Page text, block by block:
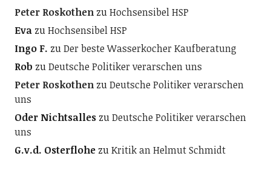
Peter RoskothenzuHochsensibel HSP
EvazuHochsensibel HSP
Ingo F. zuDer beste Wasserkocher Kaufberatung
Rob zuDeutsche Politiker verarschen uns
Peter RoskothenzuDeutsche Politiker verarschen
uns
Oder NichtsalleszuDeutsche Politiker verarschen
uns
G.v.d. OsterflohezuKritik an Helmut Schmidt